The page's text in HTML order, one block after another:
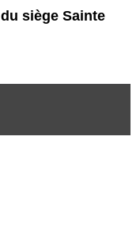
siège Sainte